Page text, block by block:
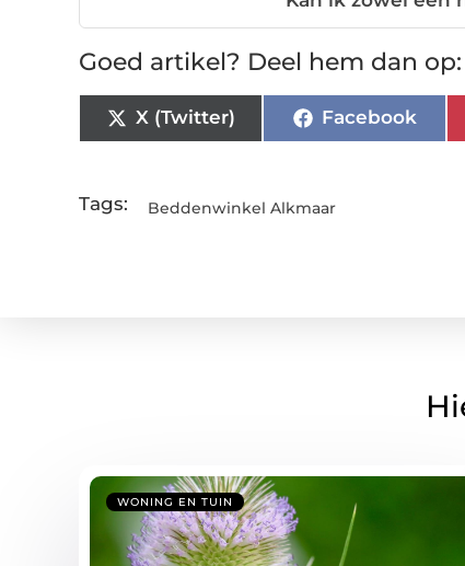
Goed artikel? Deel hem dan op:
X (Twitter) Facebook
Tags: Beddenwinkel Alkmaar
WONING EN TUIN